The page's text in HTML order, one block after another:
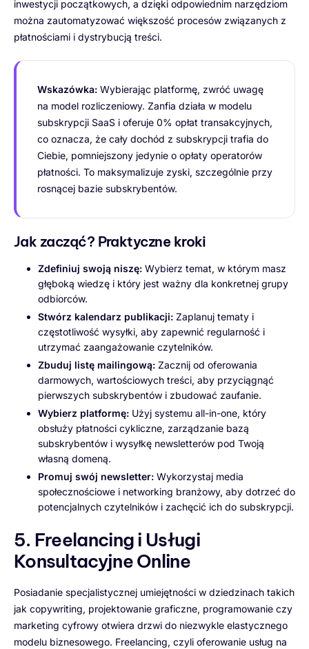
inwestycji początkowych, a dzięki odpowiednim narzędziom
można zautomatyzować większość procesów związanych z
płatnościami i dystrybucją treści.
Wskazówka: Wybierając platformę, zwróć uwagę
na model rozliczeniowy. Zanfia działa w modelu
subskrypcji SaaS i oferuje 0% opłat transakcyjnych,
co oznacza, że cały dochód z subskrypcji trafia do
Ciebie, pomniejszony jedynie o opłaty operatorów
płatności. To maksymalizuje zyski, szczególnie przy
rosnącej bazie subskrybentów.
Jak zacząć? Praktyczne kroki
Zdefiniuj swoją niszę: Wybierz temat, w którym masz
głęboką wiedzę i który jest ważny dla konkretnej grupy
odbiorców.
Stwórz kalendarz publikacji: Zaplanuj tematy i
częstotliwość wysyłki, aby zapewnić regularność i
utrzymać zaangażowanie czytelników.
Zbuduj listę mailingową: Zacznij od oferowania
darmowych, wartościowych treści, aby przyciągnąć
pierwszych subskrybentów i zbudować zaufanie.
Wybierz platformę: Użyj systemu all-in-one, który
obsłuży płatności cykliczne, zarządzanie bazą
subskrybentów i wysyłkę newsletterów pod Twoją
własną domeną.
Promuj swój newsletter: Wykorzystaj media
społecznościowe i networking branżowy, aby dotrzeć do
potencjalnych czytelników i zachęcić ich do subskrypcji.
5. Freelancing i Usługi
Konsultacyjne Online
Posiadanie specjalistycznej umiejętności w dziedzinach takich
jak copywriting, projektowanie graficzne, programowanie czy
marketing cyfrowy otwiera drzwi do niezwykle elastycznego
modelu biznesowego. Freelancing, czyli oferowanie usług na